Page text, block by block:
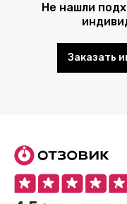
Не нашли
Заказать